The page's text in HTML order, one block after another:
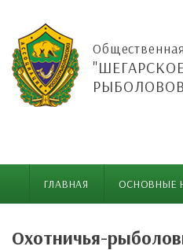
ГЛАВНАЯ ОСНОВНЫЕ
Охотничья-